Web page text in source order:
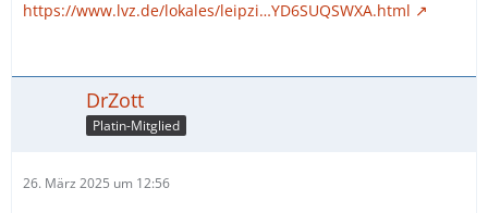
https://www.lvz.de/lokales/leipzi…YD6SUQSWXA.html
DrZott
Platin-Mitglied
26. März 2025 um 12:56